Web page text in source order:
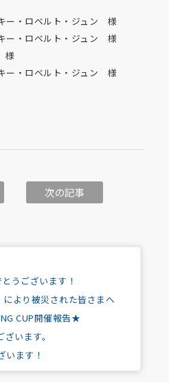
・ロベルト・ジュン 様
ー・ロベルト・ジュン 様
様
・ロベルト・ジュン 様
次の記事
うございます！
により被災された皆さまへ
CUP開催報告★
います。
ます！